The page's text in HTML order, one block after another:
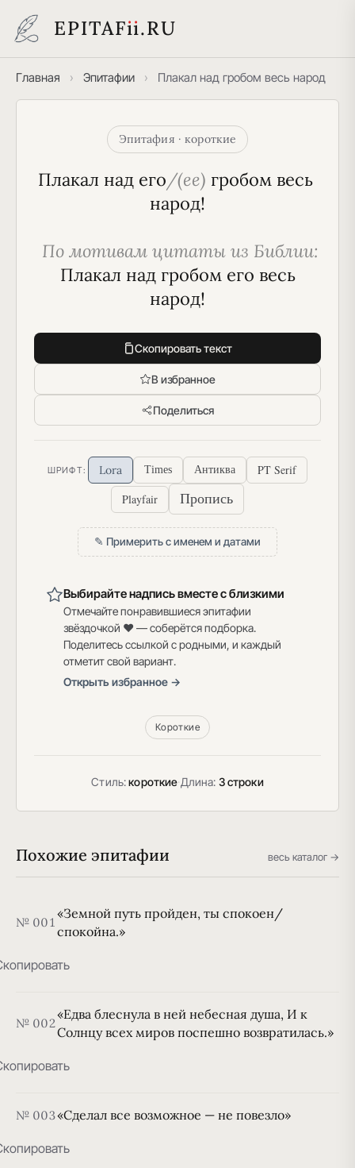
EPITAFii.RU
Главная › Эпитафии › Плакал над гробом весь народ
Эпитафия · короткие
Плакал над его/(ее) гробом весь
народ!
По мотивам цитаты из Библии:
народ!
Скопировать текст
В избранное
Поделиться
ШРИФТ: Lora Times Антиква
PT Serif
Playfair
Пропись
✎ Примерить с именем и датами
Выбирайте надпись вместе с близкими
Отмечайте понравившиеся эпитафии
звёздочкой ♥ — соберётся подборка.
Поделитесь ссылкой с родными, и каждый
отметит свой вариант.
Открыть избранное →
Короткие
Стиль:короткие·Длина: 3 строки
Похожие эпитафии весь каталог →
№ 001
«Земной путь пройден, ты спокоен/
спокойна.»
№ 002
«Едва блеснула в ней небесная душа, И к
Солнцу всех миров поспешно возвратилась.»
№ 003«Сделал все возможное — не повезло»